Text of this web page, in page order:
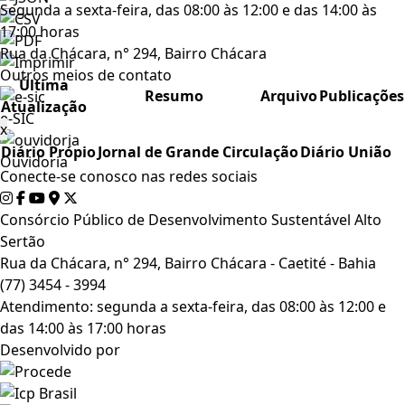
Segunda a sexta-feira, das 08:00 às 12:00 e das 14:00 às
17:00 horas
Rua da Chácara, n° 294, Bairro Chácara
Outros meios de contato
e-SIC
Ouvidoria
Última
Atualização
Resumo ArquivoPublicações
x
Diário PrópioJornal de Grande CirculaçãoDiário União
Conecte-se conosco nas redes sociais
Consórcio Público de Desenvolvimento Sustentável Alto
Sertão
Rua da Chácara, n° 294, Bairro Chácara - Caetité - Bahia
(77) 3454 - 3994
Atendimento: segunda a sexta-feira, das 08:00 às 12:00 e
das 14:00 às 17:00 horas
Desenvolvido por